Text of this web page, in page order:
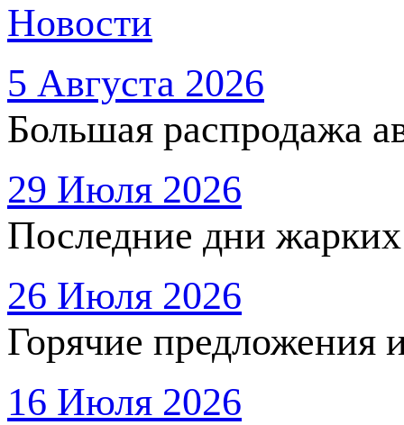
Новости
5 Августа 2026
Большая распродажа
29 Июля 2026
Последние дни
26 Июля 2026
Горячие предложения
16 Июля 2026